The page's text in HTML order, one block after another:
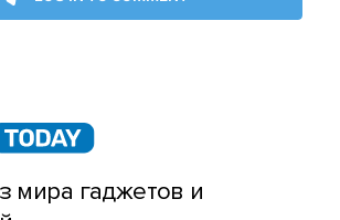
мира гаджетов и